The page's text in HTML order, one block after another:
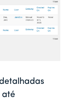
até